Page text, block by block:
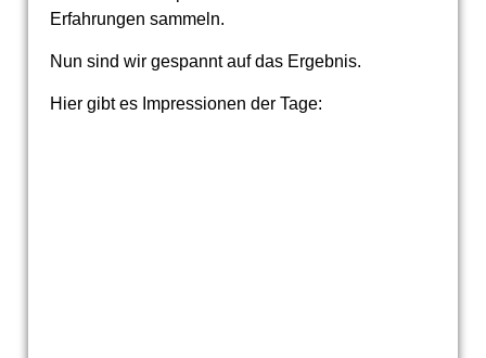
Erfahrungen sammeln.
Nun sind wir gespannt auf das Ergebnis.
Hier gibt es Impressionen der Tage: